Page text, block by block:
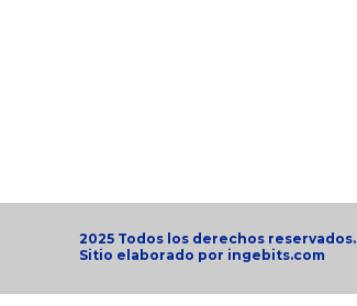
2025 Todos los derechos reservados.
Sitio elaborado por ingebits.com